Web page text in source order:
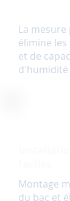
La
élimine
et de
d'humidité
Montage
du bac et